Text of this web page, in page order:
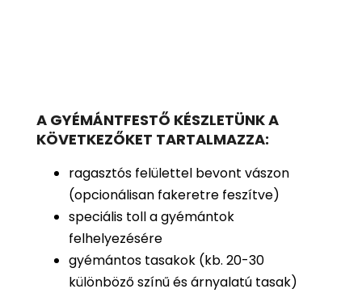
A GYÉMÁNTFESTŐ KÉSZLETÜNK A
KÖVETKEZŐKET TARTALMAZZA:
ragasztós felülettel bevont vászon
(opcionálisan fakeretre feszítve)
speciális toll a gyémántok
felhelyezésére
gyémántos tasakok (kb. 20-30
különböző színű és árnyalatú tasak)